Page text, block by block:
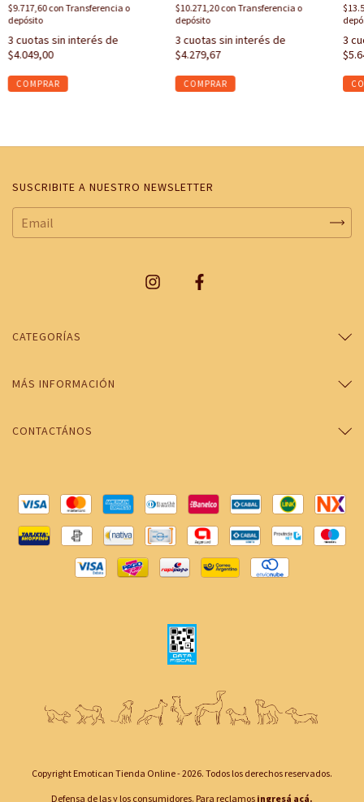
$9.717,60conTransferencia o
depósito
3 cuotas sin interés de
$4.049,00
$10.271,20conTransferencia o
depósito
3 cuotas sin interés de
$4.279,67
3
SUSCRIBITE A NUESTRO NEWSLETTER
CATEGORÍAS
MÁS INFORMACIÓN
CONTACTÁNOS
Copyright Emotican Tienda Online - 2026. Todos los derechos reservados.
Defensa de las y los consumidores. Para reclamos ingresá acá.